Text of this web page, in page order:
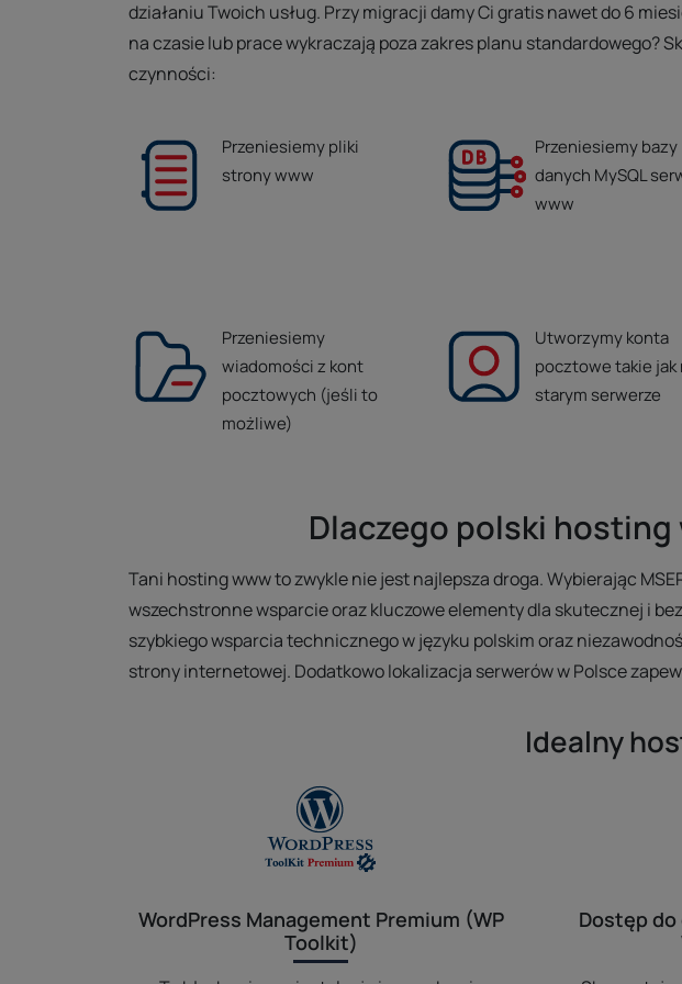
działaniu Twoich usług. Przy migracji damy Ci gratis nawet do 6
na czasie lub prace wykraczają poza zakres planu standardowego?
czynności:
Przeniesiemy pliki
strony www
Przeniesiemy bazy
danych MySQL
www
Przeniesiemy
wiadomości z kont
pocztowych (jeśli to
możliwe)
Utworzymy konta
pocztowe takie jak
starym serwerze
Dlaczego polski hosting
Tani hosting www to zwykle nie jest najlepsza droga. Wybierając
wszechstronne wsparcie oraz kluczowe elementy dla skutecznej i
szybkiego wsparcia technicznego w języku polskim oraz
strony internetowej. Dodatkowo lokalizacja serwerów w Polsce
Idealny
WordPress Management Premium (WP
Toolkit)
Dostęp